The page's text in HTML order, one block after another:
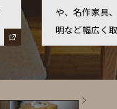
や、名作家具
明など幅広く